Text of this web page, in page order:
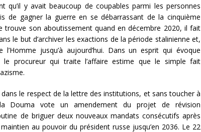
y avait beaucoup de coupables parmi les personnes
de gagner la guerre en se débarrassant de la cinquième
trouve son aboutissement quand en décembre 2020, il fait
le but d’archiver les exactions de la période stalinienne et,
jusqu’à aujourd’hui. Dans un esprit qui évoque
procureur qui traite l’affaire estime que le simple fait
le respect de la lettre des institutions, et sans toucher à
Douma vote un amendement du projet de révision
de briguer deux nouveaux mandats consécutifs après
au pouvoir du président russe jusqu’en 2036. Le 22